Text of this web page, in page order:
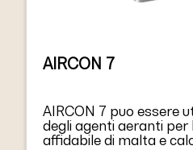
AIRCON 7
AIRCON 7 puo essere
degli agenti aeranti per
affidabile di malta e